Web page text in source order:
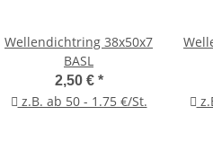
Wellendichtring 38x50x7
BASL
2,50 € *
z.B. ab 50 - 1.75 €/St.